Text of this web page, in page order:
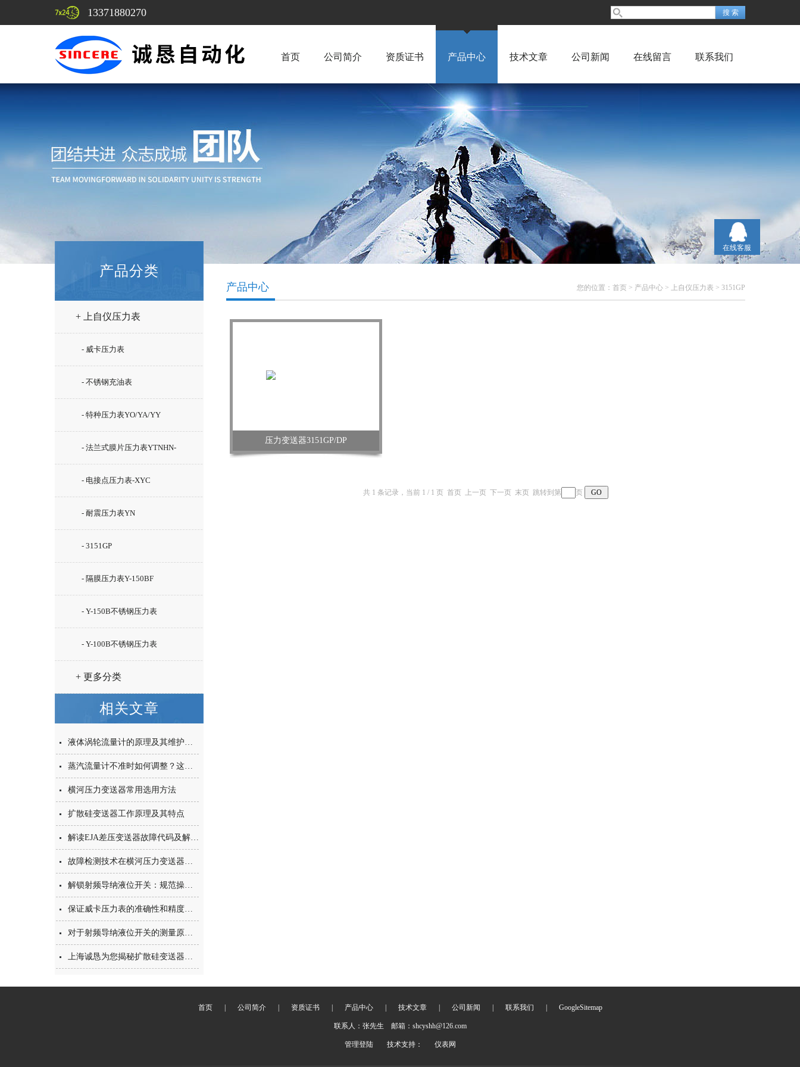
13371880270
首页 公司简介 资质证书 产品中心 技术文章 公司新闻 在线留言 联系我们
产品分类
+ 上自仪压力表
- 威卡压力表
- 不锈钢充油表
- 特种压力表YO/YA/YY
- 法兰式膜片压力表YTNHN-
100ML
- 电接点压力表-XYC
- 耐震压力表YN
- 3151GP
- 隔膜压力表Y-150BF
- Y-150B不锈钢压力表
- Y-100B不锈钢压力表
+ 更多分类
相关文章
液体涡轮流量计的原理及其维护保养措施
蒸汽流量计不准时如何调整？这两个调整方法请收好
横河压力变送器常用选用方法
扩散硅变送器工作原理及其特点
解读EJA差压变送器故障代码及解决方案
故障检测技术在横河压力变送器中的应用与发展
解锁射频导纳液位开关：规范操作的核心步骤梳理
保证威卡压力表的准确性和精度的有效技巧
对于射频导纳液位开关的测量原理，您了解多少？
上海诚恳为您揭秘扩散硅变送器的那些事
您的位置： 首页 > 产品中心 > 上自仪压力表 > 3151GP
产品中心
压力变送器3151GP/DP
共 1 条记录，当前 1 / 1 页 首页 上一页 下一页 末页 跳转到第 页
首页 公司简介 资质证书 产品中心 技术文章 公司新闻 联系我们 GoogleSitemap
联系人：张先生 邮箱：shcyshh@126.com
管理登陆 技术支持： 仪表网
在线客服